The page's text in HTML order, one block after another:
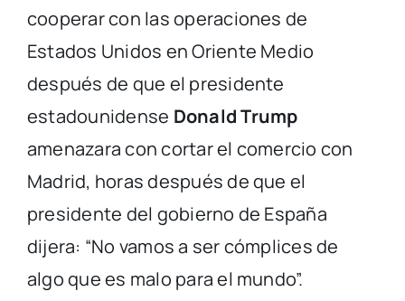
cooperar con las operaciones de
Estados Unidos en Oriente Medio
después de que el presidente
estadounidense Donald Trump
amenazara con cortar el comercio con
Madrid, horas después de que el
presidente del gobierno de España
dijera: “No vamos a ser cómplices de
algo que es malo para el mundo”.